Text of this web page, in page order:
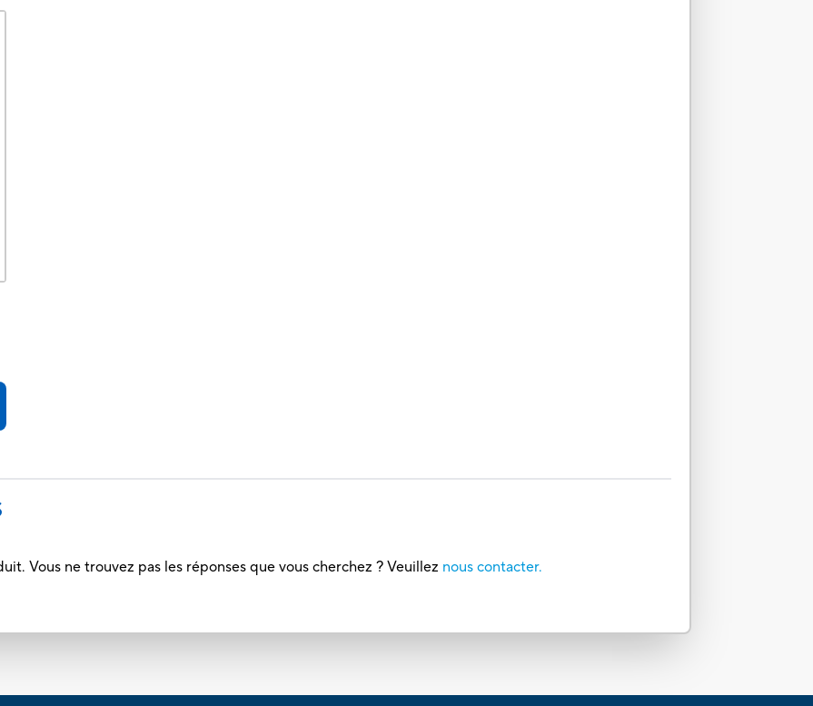
Vous ne trouvez pas les réponses que vous cherchez ? Veuillez nous contacter.